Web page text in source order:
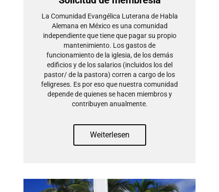
La Comunidad Evangélica Luterana de Habla
Alemana en México es una comunidad
independiente que tiene que pagar su propio
mantenimiento. Los gastos de
funcionamiento de la iglesia, de los demás
edificios y de los salarios (incluidos los del
pastor/ de la pastora) corren a cargo de los
feligreses. Es por eso que nuestra comunidad
depende de quienes se hacen miembros y
contribuyen anualmente.
Weiterlesen